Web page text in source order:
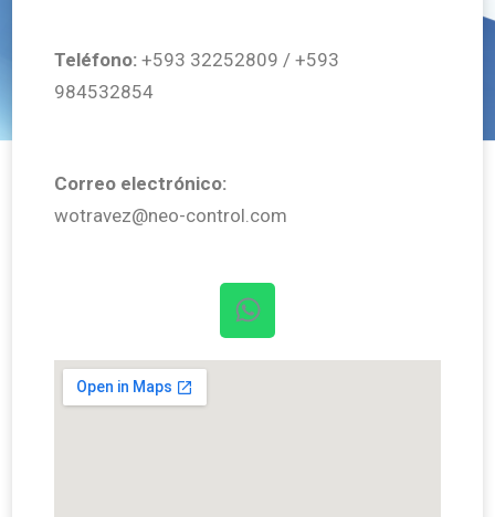
Teléfono: +593 32252809 / +593
984532854
Correo electrónico:
wotravez@neo-control.com